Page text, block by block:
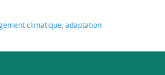
climatique adaptation